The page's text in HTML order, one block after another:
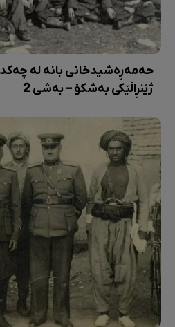
حەمەڕەشیدخانی بانە لە
ژێنڕاڵێکی بەشکۆ – بەشی 2